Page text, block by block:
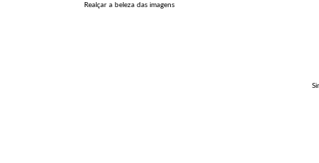
Realçar a beleza das imagens